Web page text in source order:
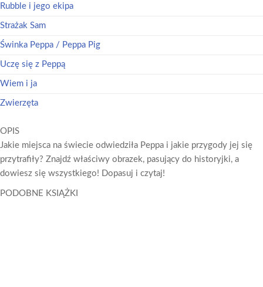
Rubble i jego ekipa
Strażak Sam
Świnka Peppa / Peppa Pig
Uczę się z Peppą
Wiem i ja
Zwierzęta
OPIS
Jakie miejsca na świecie odwiedziła Peppa i jakie przygody jej się
przytrafiły? Znajdź właściwy obrazek, pasujący do historyjki, a
dowiesz się wszystkiego! Dopasuj i czytaj!
PODOBNE KSIĄŻKI